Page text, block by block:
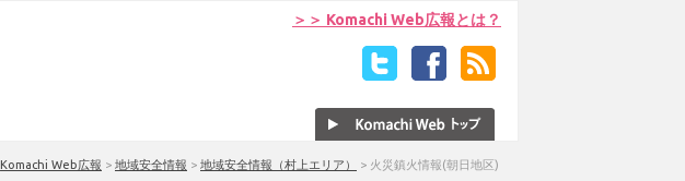
＞＞ Komachi Web広報とは？
Komachi Web広報 > 地域安全情報 > 地域安全情報（村上エリア） > 火災鎮火情報(朝日地区)